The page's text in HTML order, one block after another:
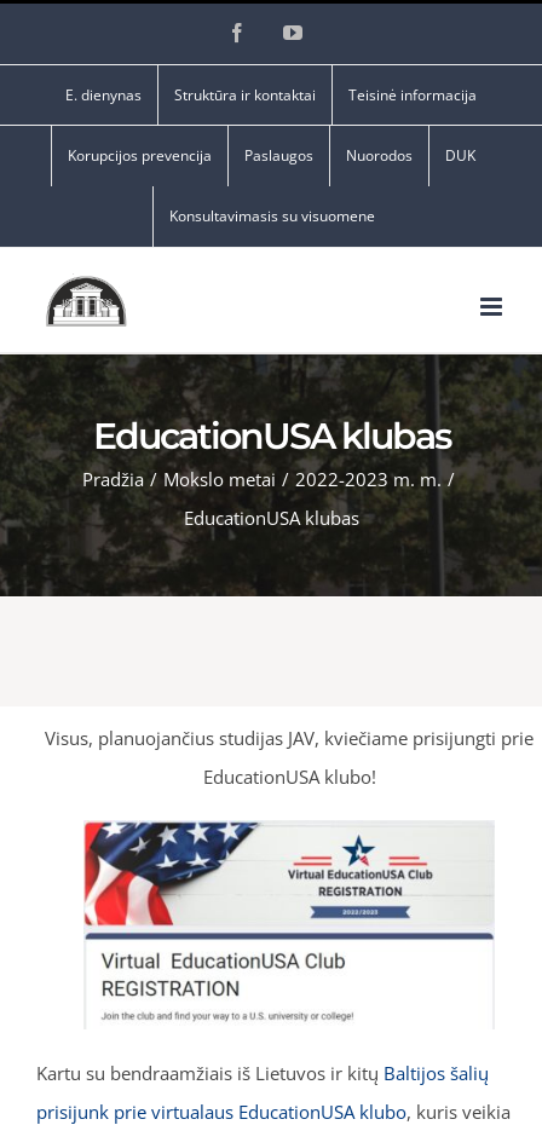
FacebookYouTube
E. dienynas Struktūra ir kontaktai Teisinė informacija
Korupcijos prevencija Paslaugos Nuorodos DUK
Konsultavimasis su visuomene
EducationUSA klubas
Pradžia / Mokslo metai / 2022-2023 m. m. /
EducationUSA klubas
Visus, planuojančius studijas JAV, kviečiame prisijungti prie
EducationUSA klubo!
Kartu su bendraamžiais iš Lietuvos ir kitų Baltijos šalių
prisijunk prie virtualaus EducationUSA klubo, kuris veikia